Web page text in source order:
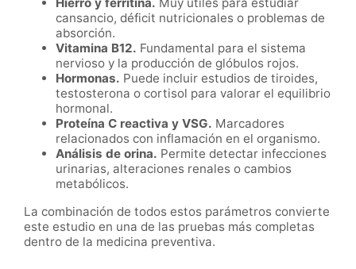
Hierro y ferritina. Muy útiles para estudiar
cansancio, déficit nutricionales o problemas de
absorción.
Vitamina B12. Fundamental para el sistema
nervioso y la producción de glóbulos rojos.
Hormonas. Puede incluir estudios de tiroides,
testosterona o cortisol para valorar el equilibrio
hormonal.
Proteína C reactiva y VSG. Marcadores
relacionados con inflamación en el organismo.
Análisis de orina. Permite detectar infecciones
urinarias, alteraciones renales o cambios
metabólicos.
La combinación de todos estos parámetros convierte
este estudio en una de las pruebas más completas
dentro de la medicina preventiva.